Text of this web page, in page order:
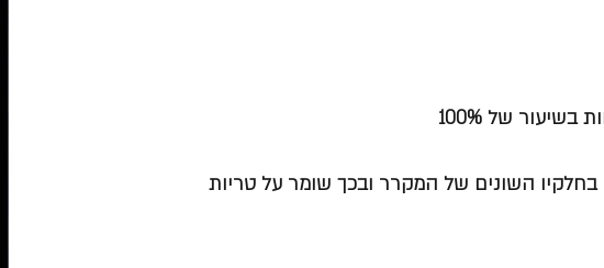
השונים של המקרר ובכך שומר על טריות